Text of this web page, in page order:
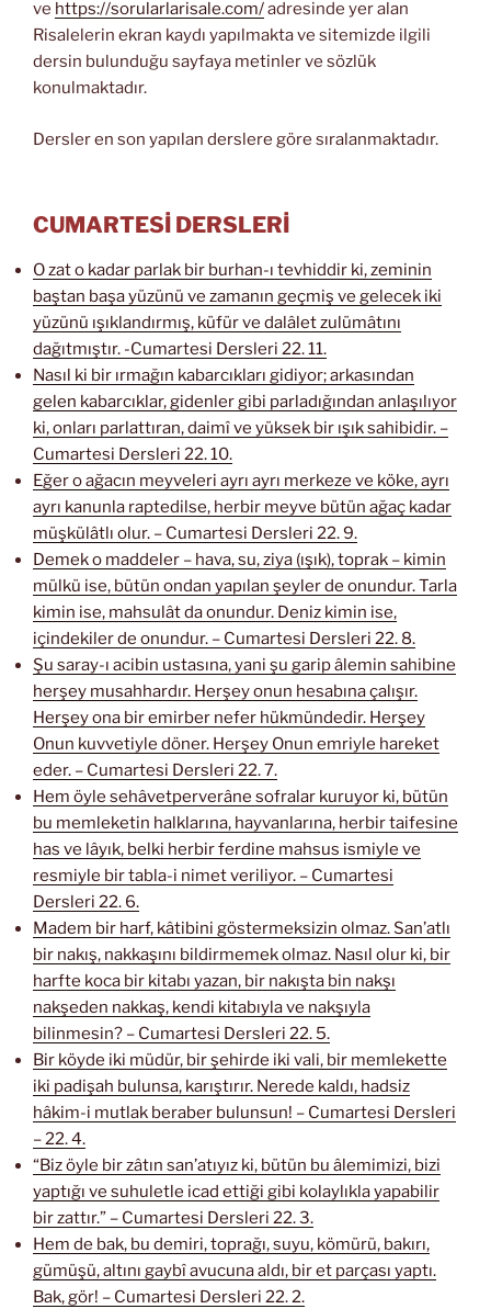
ve https://sorularlarisale.com/adresinde yer alan
Risalelerin ekran kaydı yapılmakta ve sitemizde ilgili
dersin bulunduğu sayfaya metinler ve sözlük
konulmaktadır.
Dersler en son yapılan derslere göre sıralanmaktadır.
CUMARTESİ DERSLERİ
O zat o kadar parlak bir burhan-ı tevhiddir ki, zeminin
baştan başa yüzünü ve zamanın geçmiş ve gelecek iki
yüzünü ışıklandırmış, küfür ve dalâlet zulümâtını
dağıtmıştır. -Cumartesi Dersleri 22. 11.
Nasıl ki bir ırmağın kabarcıkları gidiyor; arkasından
gelen kabarcıklar, gidenler gibi parladığından anlaşılıyor
ki, onları parlattıran, daimî ve yüksek bir ışık sahibidir. –
Cumartesi Dersleri 22. 10.
Eğer o ağacın meyveleri ayrı ayrı merkeze ve köke, ayrı
ayrı kanunla raptedilse, herbir meyve bütün ağaç kadar
müşkülâtlı olur. – Cumartesi Dersleri 22. 9.
Demek o maddeler – hava, su, ziya (ışık), toprak – kimin
mülkü ise, bütün ondan yapılan şeyler de onundur. Tarla
kimin ise, mahsulât da onundur. Deniz kimin ise,
içindekiler de onundur. – Cumartesi Dersleri 22. 8.
Şu saray-ı acibin ustasına, yani şu garip âlemin sahibine
herşey musahhardır. Herşey onun hesabına çalışır.
Herşey ona bir emirber nefer hükmündedir. Herşey
Onun kuvvetiyle döner. Herşey Onun emriyle hareket
eder. – Cumartesi Dersleri 22. 7.
Hem öyle sehâvetperverâne sofralar kuruyor ki, bütün
bu memleketin halklarına, hayvanlarına, herbir taifesine
has ve lâyık, belki herbir ferdine mahsus ismiyle ve
resmiyle bir tabla-i nimet veriliyor. – Cumartesi
Dersleri 22. 6.
Madem bir harf, kâtibini göstermeksizin olmaz. San’atlı
bir nakış, nakkaşını bildirmemek olmaz. Nasıl olur ki, bir
harfte koca bir kitabı yazan, bir nakışta bin nakşı
nakşeden nakkaş, kendi kitabıyla ve nakşıyla
bilinmesin? – Cumartesi Dersleri 22. 5.
Bir köyde iki müdür, bir şehirde iki vali, bir memlekette
iki padişah bulunsa, karıştırır. Nerede kaldı, hadsiz
hâkim-i mutlak beraber bulunsun! – Cumartesi Dersleri
– 22. 4.
“Biz öyle bir zâtın san’atıyız ki, bütün bu âlemimizi, bizi
yaptığı ve suhuletle icad ettiği gibi kolaylıkla yapabilir
bir zattır.” – Cumartesi Dersleri 22. 3.
Hem de bak, bu demiri, toprağı, suyu, kömürü, bakırı,
gümüşü, altını gaybî avucuna aldı, bir et parçası yaptı.
Bak, gör! – Cumartesi Dersleri 22. 2.